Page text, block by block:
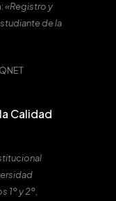
«Registro y
de la
Calidad
1º y 2º,